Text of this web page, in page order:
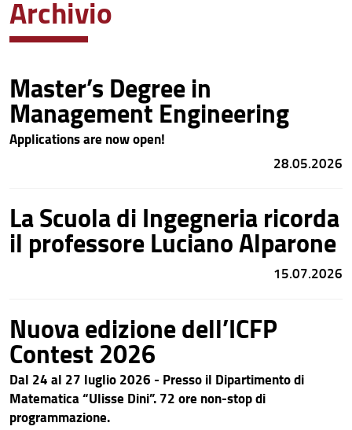
Archivio
Master’s Degree in
Management Engineering
Applications are now open!
28.05.2026
La Scuola di Ingegneria ricorda
il professore Luciano Alparone
15.07.2026
Nuova edizione dell’ICFP
Contest 2026
Dal 24 al 27 luglio 2026 - Presso il Dipartimento di
Matematica “Ulisse Dini”. 72 ore non-stop di
programmazione.
News recenti
Archivio